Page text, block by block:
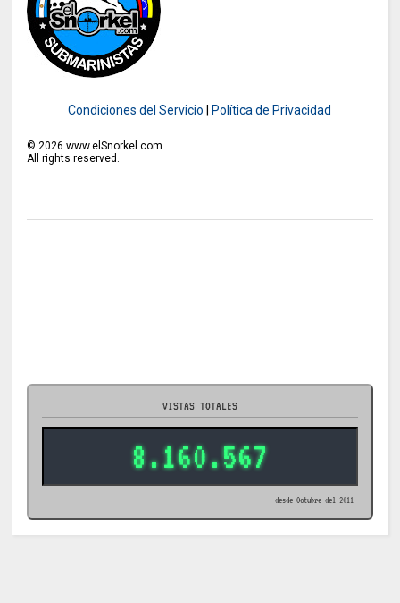
Condiciones del Servicio Política de Privacidad
© 2026 www.elSnorkel.com
All rights reserved.
VISTAS TOTALES
8.160.567
desde Octubre del 2011